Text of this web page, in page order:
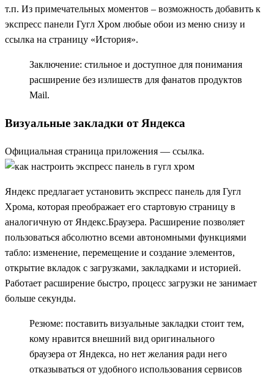
т.п. Из примечательных моментов – возможность добавить к
экспресс панели Гугл Хром любые обои из меню снизу и
ссылка на страницу «История».
Заключение: стильное и доступное для понимания
расширение без излишеств для фанатов продуктов
Mail.
Визуальные закладки от Яндекса
Официальная страница приложения — ссылка.
Яндекс предлагает установить экспресс панель для Гугл
Хрома, которая преображает его стартовую страницу в
аналогичную от Яндекс.Браузера. Расширение позволяет
пользоваться абсолютно всеми автономными функциями
табло: изменение, перемещение и создание элементов,
открытие вкладок с загрузками, закладками и историей.
Работает расширение быстро, процесс загрузки не занимает
больше секунды.
Резюме: поставить визуальные закладки стоит тем,
кому нравится внешний вид оригинального
браузера от Яндекса, но нет желания ради него
отказываться от удобного использования сервисов